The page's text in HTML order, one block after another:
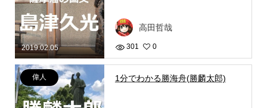
2019.02.05
高田哲哉
301 0
偉人 1分でわかる勝海舟(勝麟太郎)